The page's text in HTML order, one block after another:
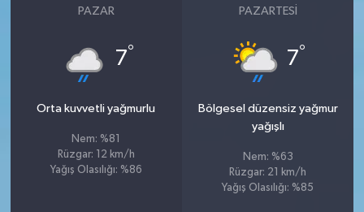
PAZAR
7°
Orta kuvvetli yağmurlu
Nem: %81
Rüzgar: 12 km/h
Yağış Olasılığı: %86
PAZARTESI
7°
Bölgesel düzensiz yağmur
yağışlı
Nem: %63
Rüzgar: 21 km/h
Yağış Olasılığı: %85